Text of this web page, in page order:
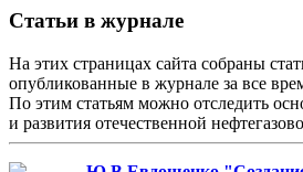
Статьи в журнале
На этих страницах сайта собраны
опубликованные в журнале за все
По этим статьям можно отследить
и развития отечественной